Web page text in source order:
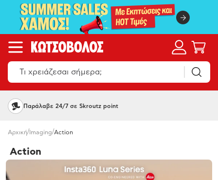
Παράλαβε 24/7 σε Skroutz point
Αρχική/ Imaging/Action
Action